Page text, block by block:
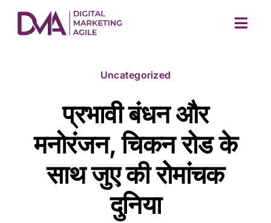
content
Uncategorized
प्रभावी बंधन और
मनोरंजन, चिकन रोड के
साथ जुए की रोमांचक
दुनिया